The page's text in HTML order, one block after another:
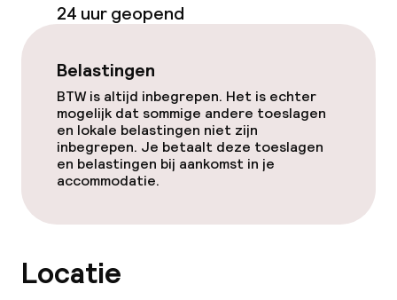
Lunch, vast menu
Diner à la carte
Diner, vast menu
Roomservice
Wasservice
24 uur geopend
Belastingen
BTW is altijd inbegrepen. Het is echter
mogelijk dat sommige andere toeslagen
en lokale belastingen niet zijn
inbegrepen. Je betaalt deze toeslagen
en belastingen bij aankomst in je
accommodatie.
Locatie